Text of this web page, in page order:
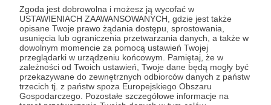
Zgoda jest dobrowolna i możesz ją wycofać w
USTAWIENIACH ZAAWANSOWANYCH, gdzie jest także
opisane Twoje prawo żądania dostępu, sprostowania,
usunięcia lub ograniczenia przetwarzania danych, a także w
dowolnym momencie za pomocą ustawień Twojej
przeglądarki w urządzeniu końcowym. Pamiętaj, że w
zależności od Twoich ustawień, Twoje dane będą mogły być
przekazywane do zewnętrznych odbiorców danych z państw
trzecich tj. z państw spoza Europejskiego Obszaru
Gospodarczego. Pozostałe szczegółowe informacje na
🎙️ wydajemy debiuty i składanki BEST RECORDS
📀 wracają limitowane płyty i archiwalne perełki
🧡 rozwijamy Szlagierową Tubę i wspieramy
scenę
Rozwiń opis
Słuchaj w Patronite Audio!
SłuchajWydawnictwo Muzyczne BEST Records